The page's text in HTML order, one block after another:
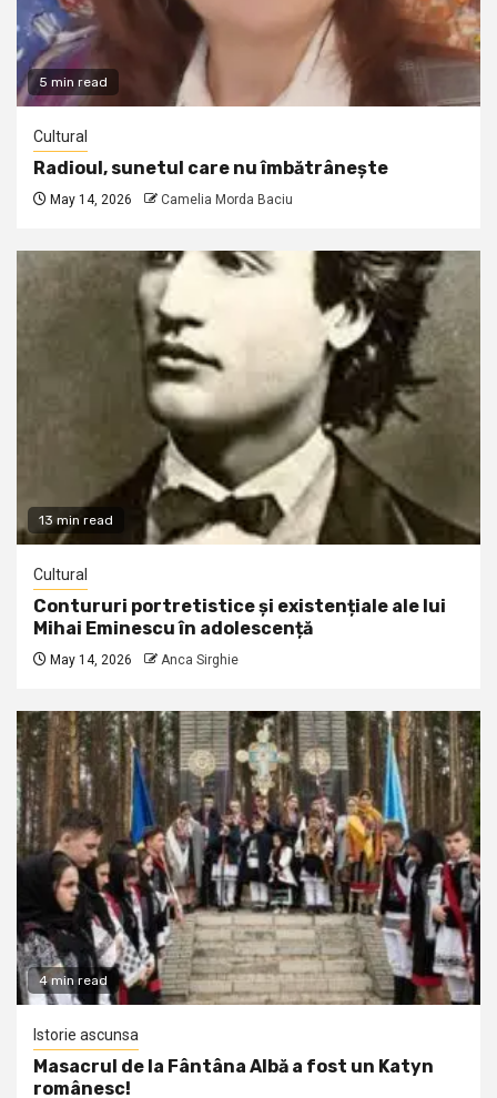
5 min read
Cultural
Radioul, sunetul care nu îmbătrânește
May 14, 2026 Camelia Morda Baciu
13 min read
Cultural
Contururi portretistice și existențiale ale lui
Mihai Eminescu în adolescență
May 14, 2026 Anca Sirghie
4 min read
Istorie ascunsa
Masacrul de la Fântâna Albă a fost un Katyn
românesc!